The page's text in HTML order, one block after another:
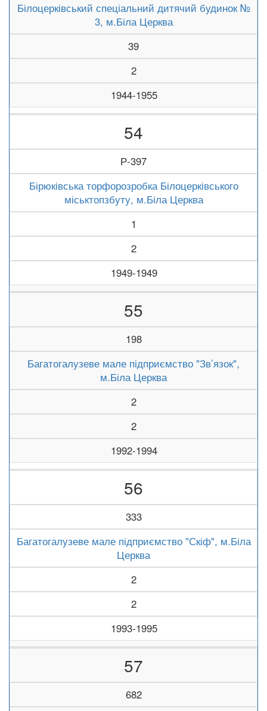
Білоцерківський спеціальний дитячий будинок №
3, м.Біла Церква
39
2
1944-1955
54
Р-397
Бірюківська торфорозробка Білоцерківського
міськтопзбуту, м.Біла Церква
1
2
1949-1949
55
198
Багатогалузеве мале підприємство "Зв’язок",
м.Біла Церква
2
2
1992-1994
56
333
Багатогалузеве мале підприємство "Скіф", м.Біла
Церква
2
2
1993-1995
57
682